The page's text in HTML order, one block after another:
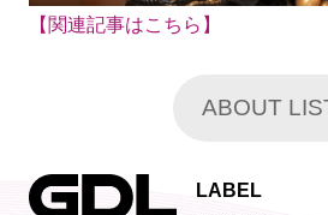
【関連記事はこちら】
ABOUT
LABEL